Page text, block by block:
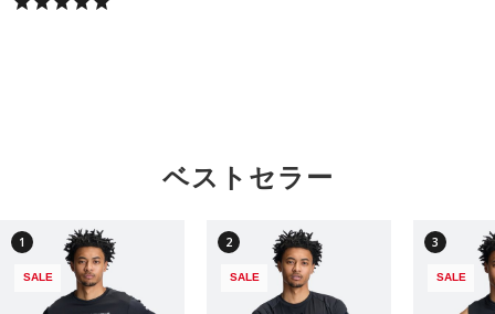
ベストセラー
1
SALE
2
SALE
3
SALE